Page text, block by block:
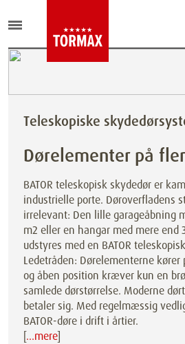
Teleskopiske
Dørelementer på
BATOR teleskopisk skydedør er
industrielle porte. Døroverfladens
irrelevant: Den lille garageåbning
m2 eller en hangar med mere end
udstyres med en BATOR
Ledetråden: Dørelementerne kører
og åben position kræver kun en
samlede dørstørrelse. Moderne
betaler sig. Med regelmæssig
BATOR-døre i drift i årtier.
[…mere]